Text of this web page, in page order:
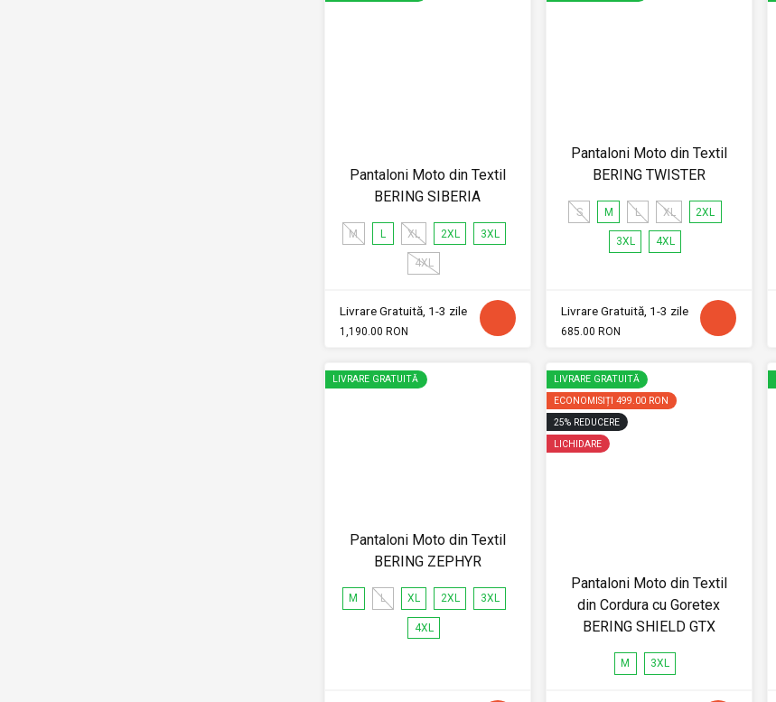
Pantaloni Moto din Textil
BERING SIBERIA
M L XL 2XL 3XL
4XL
Livrare Gratuită, 1-3 zile
1,190.00 RON
Pantaloni Moto din Textil
BERING TWISTER
S M L XL 2XL
3XL 4XL
Livrare Gratuită, 1-3 zile
685.00 RON
LIVRARE GRATUITĂ
Pantaloni Moto din Textil
BERING ZEPHYR
M L XL 2XL 3XL
4XL
LIVRARE GRATUITĂ
ECONOMISIȚI 499.00 RON
25% REDUCERE
LICHIDARE
Pantaloni Moto din Textil
din Cordura cu Goretex
BERING SHIELD GTX
M 3XL